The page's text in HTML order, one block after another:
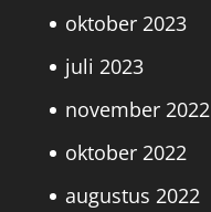
oktober 2023
juli 2023
november 2022
oktober 2022
augustus 2022